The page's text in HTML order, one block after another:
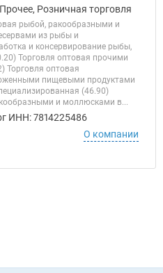
Розничная торговля
рыбой, ракообразными и
из рыбы и
и консервирование рыбы,
Торговля оптовая прочими
Торговля оптовая
пищевыми продуктами
(46.90)
и моллюсками в...
ИНН: 7814225486
О компании